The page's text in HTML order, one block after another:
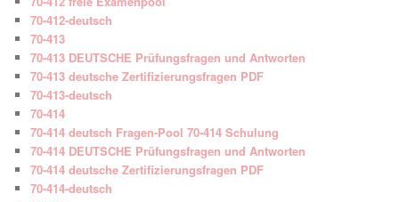
70-412-deutsch
70-413
70-413 DEUTSCHE Prüfungsfragen und Antworten
70-413 deutsche Zertifizierungsfragen PDF
70-413-deutsch
70-414
70-414 deutsch Fragen-Pool 70-414 Schulung
70-414 DEUTSCHE Prüfungsfragen und Antworten
70-414 deutsche Zertifizierungsfragen PDF
70-414-deutsch